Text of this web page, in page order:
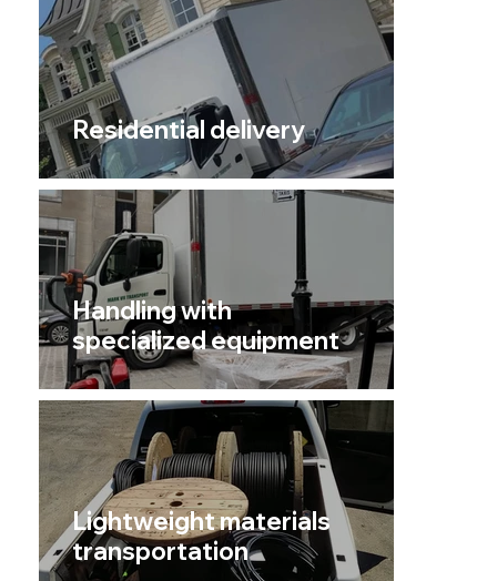
Residential delivery
Handling with
specialized equipment
Lightweight materials
transportation